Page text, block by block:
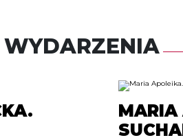
MARIA